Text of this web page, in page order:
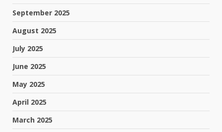
September 2025
August 2025
July 2025
June 2025
May 2025
April 2025
March 2025